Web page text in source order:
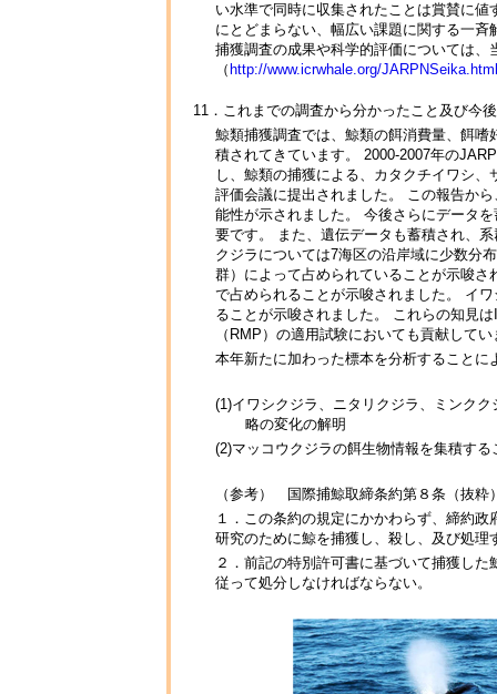
い水準で同時に収集されたことは賞賛に
にとどまらない、幅広い課題に関する一
捕獲調査の成果や科学的評価については
（ http://www.icrwhale.org/
11．これまでの調査から分かったこと及び今
鯨類捕獲調査では、鯨類の餌消費量、餌
積されてきています。 2000-2007年の
し、鯨類の捕獲による、カタクチイワシ
評価会議に提出されました。 この報告か
能性が示されました。 今後さらにデータ
要です。 また、遺伝データも蓄積され、
クジラについては7海区の沿岸域に少数分
群）によって占められていることが示唆
で占められることが示唆されました。 イ
ることが示唆されました。 これらの知見
（RMP）の適用試験においても貢献してい
本年新たに加わった標本を分析すること
(1)イワシクジラ、ニタリクジラ、ミンク
略の変化の解明
(2)マッコウクジラの餌生物情報を集積す
（参考） 国際捕鯨取締条約第８条（抜粋
１．この条約の規定にかかわらず、締約
研究のために鯨を捕獲し、殺し、及び処
２．前記の特別許可書に基づいて捕獲し
従って処分しなければならない。